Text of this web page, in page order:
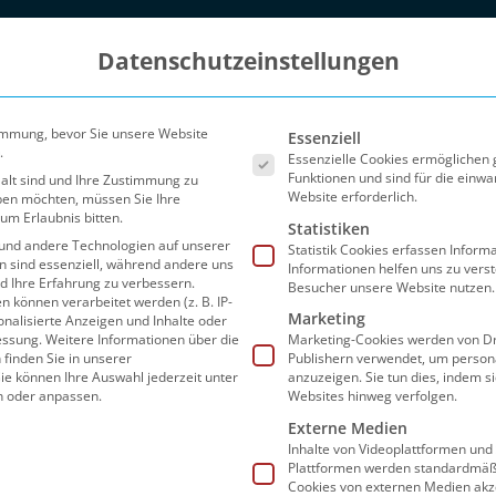
Partner FAQ Preise
Datenschutzeinstellungen
bevor Sie unsere Website
sind und Ihre Zustimmung zu
möchten, müssen Sie Ihre
Erlaubnis bitten.
andere Technologien auf unserer
sind essenziell, während andere uns
Ihre Erfahrung zu verbessern.
können verarbeitet werden (z. B. IP-
Anzeigen und Inhalte oder
Weitere Informationen über die
Sie in unserer
können Ihre Auswahl jederzeit unter
oder anpassen.
Es folgt eine Liste der
Essenziell
Essenzielle Cookies ermöglichen
Funktionen und sind für die
Website erforderlich.
Statistiken
Statistik Cookies erfassen
Informationen helfen uns zu
Besucher unsere Website nutzen.
Marketing
Marketing-Cookies werden von
Publishern verwendet, um
anzuzeigen. Sie tun dies, indem
Websites hinweg verfolgen.
Externe Medien
Inhalte von Videoplattformen
Plattformen werden
Cookies von externen Medien